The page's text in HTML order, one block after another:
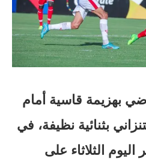
بهزيمة قاسية أمام
بثنائية نظيفة، في
الثلاثاء على